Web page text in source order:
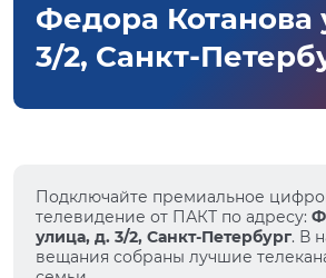
Федора Котанова
3/2, Санкт-
Подключайте премиальное
телевидение от ПАКТ по адресу:
улица, д. 3/2, Санкт-Петербург. В
вещания собраны лучшие